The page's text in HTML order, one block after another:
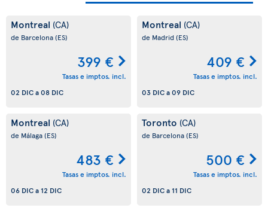
Montreal (CA)
de Barcelona(ES)
399 €
Tasas e imptos. incl.
02 DICa08 DIC
Montreal (CA)
de Madrid(ES)
409 €
Tasas e imptos. incl.
03 DICa09 DIC
Montreal (CA)
de Málaga(ES)
483 €
Tasas e imptos. incl.
06 DICa 12 DIC
Toronto (CA)
de Barcelona(ES)
500 €
Tasas e imptos. incl.
02 DICa 11 DIC